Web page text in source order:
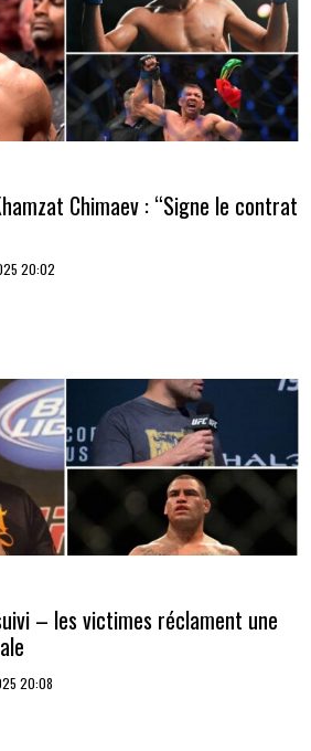
Chimaev : “Signe le contrat
20:02
– les victimes réclament une
20:08